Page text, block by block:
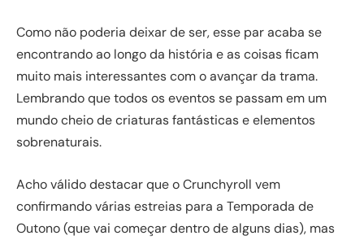
Como não poderia deixar de ser, esse par acaba se
encontrando ao longo da história e as coisas ficam
muito mais interessantes com o avançar da trama.
Lembrando que todos os eventos se passam em um
mundo cheio de criaturas fantásticas e elementos
sobrenaturais.
Acho válido destacar que o Crunchyroll vem
confirmando várias estreias para a Temporada de
Outono (que vai começar dentro de alguns dias), mas